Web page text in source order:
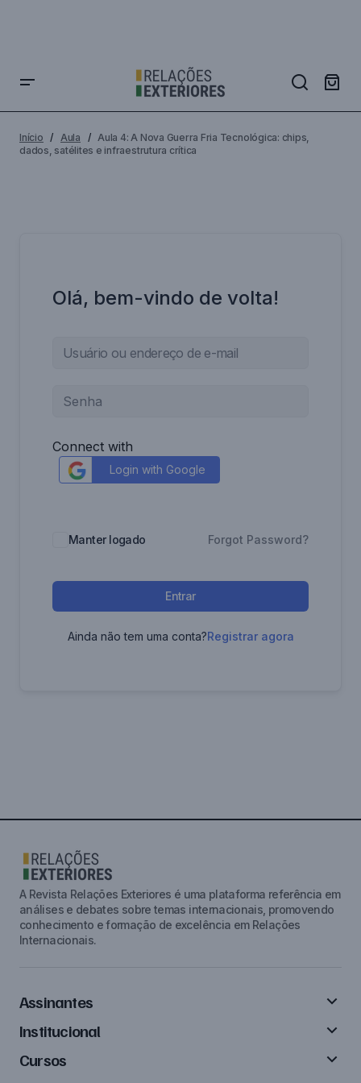
Início Aula
Aula 4: A Nova Guerra Fria Tecnológica: chips,
dados, satélites e infraestrutura crítica
Olá, bem-vindo de volta!
Connect with
Login with Google
Manter logado Forgot Password?
Entrar
Ainda não tem uma conta?Registrar agora
A Revista Relações Exteriores é uma plataforma referência em
análises e debates sobre temas internacionais, promovendo
conhecimento e formação de excelência em Relações
Internacionais.
Assinantes
Institucional
Cursos